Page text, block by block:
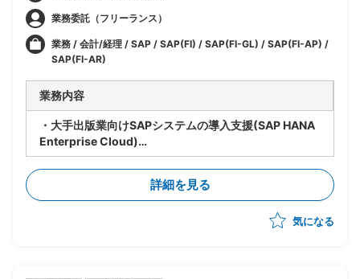
業務委託（フリーランス）
業務 / 会計/経理 / SAP / SAP(FI) / SAP(FI-GL) / SAP(FI-AP) /
SAP(FI-AR)
業務内容
・大手出版業向けSAPシステムの導入支援(SAP HANA
Enterprise Cloud)
・各社グループシステム固有のアプリも統合を行う
・導入モジュールはFI(AP/AR/GL)
・カスタマイズ結果、概要設計結果を顧客およびプライ
ムベンダーへ説明
・他モジュール、管理面での部分で他社ベンダが入って
詳細を見る
気になる